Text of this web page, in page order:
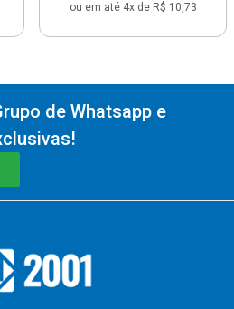
ou em até 4x de R$ 10,73
de Whatsapp e